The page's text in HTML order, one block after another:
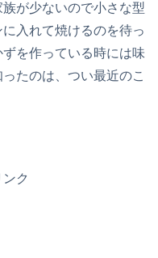
が少ないので小さな型
入れて焼けるのを待っ
を作っている時には味
たのは、つい最近のこ
ク